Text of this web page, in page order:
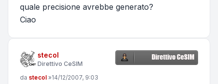
quale precisione avrebbe generato?
Ciao
stecol
Direttivo CeSIM
Messaggio
da stecol »14/12/2007, 9:03